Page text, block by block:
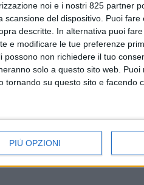
noi e i nostri 825 partner
scansione del dispositivo. Puoi
descritte. In alternativa puoi
e modificare le tue preferenze
possono non richiedere il tuo
solo a questo sito web.
tornando su questo sito e facendo
PIÙ OPZIONI